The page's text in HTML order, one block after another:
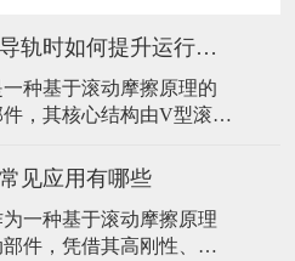
使用交叉滚子导轨时如何提升运行稳定性？
种基于滚动摩擦原理的
，其核心结构由V型滚道
用交叉滚子导轨时，提
安装精度、润滑维护、
理、定期检查及操作规
化。以下是具体措施及
见应用有哪些
一种基于滚动摩擦原理
件，凭借其高刚性、低